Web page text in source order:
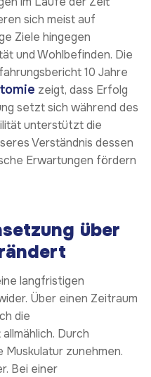
sich meist auf
Ziele hingegen
und Wohlbefinden. Die
10 Jahre
zeigt, dass Erfolg
setzt sich während des
unterstützt die
Verständnis dessen
Erwartungen fördern
über
langfristigen
Über einen Zeitraum
die
Durch
zunehmen.
Bei einer